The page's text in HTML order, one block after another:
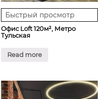
Быстрый просмотр
Офис Loft 120м², Метро
Тульская
Read more